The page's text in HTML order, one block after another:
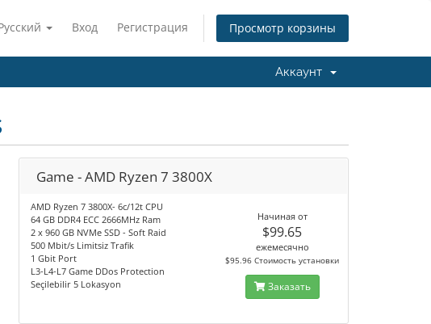
Вход Регистрация Просмотр корзины
Аккаунт
Game - AMD Ryzen 7 3800X
AMD Ryzen 7 3800X- 6c/12t CPU
64 GB DDR4 ECC 2666MHz Ram
2 x 960 GB NVMe SSD - Soft Raid
500 Mbit/s Limitsiz Trafik
1 Gbit Port
L3-L4-L7 Game DDos Protection
Seçilebilir 5 Lokasyon
Начиная от
$99.65
ежемесячно
$95.96 Стоимость установки
Заказать